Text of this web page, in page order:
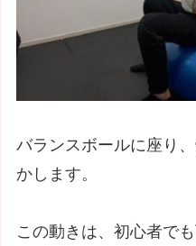
バランスボールに座り
かします。
この動きは、初心者で